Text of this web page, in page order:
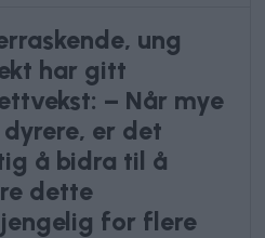
ung
har gitt
– Når mye
dyrere, er det
å bidra til å
dette
for flere